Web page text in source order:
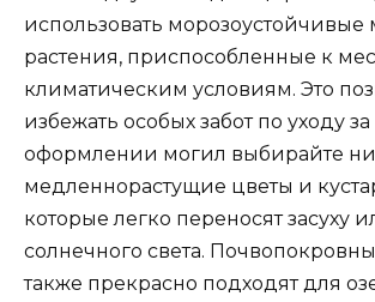
использовать морозоустойчивые
растения, приспособленные к
климатическим условиям. Это
избежать особых забот по уходу
оформлении могил выбирайте
медленнорастущие цветы и
которые легко переносят засуху
солнечного света.
также прекрасно подходят для